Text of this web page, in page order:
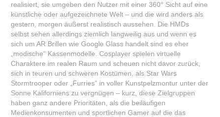
realisiert, sie umgeben den Nutzer mit einer 360° Sicht auf eine
künstliche oder aufgezeichnete Welt – und die wird anders als
gestern, morgen äußerst realistisch aussehen. Die HMDs
selbst sehen allerdings ziemlich langweilig aus und wenn es
sich um AR Brillen wie Google Glass handelt sind es eher
„modische“ Kassenmodelle. Cosplayer spielen virtuelle
Charaktere im realen Raum und scheuen nicht davor zurück,
sich in teuren und schweren Kostümen, als Star Wars
Stormtrooper oder „Furries“ in voller Kunstpelzmontur unter der
Sonne Kaliforniens zu vergnügen – kurz, diese Zielgruppen
haben ganz andere Prioritäten, als die beiläufigen
Medienkonsumenten und sportlichen Gamer auf die das